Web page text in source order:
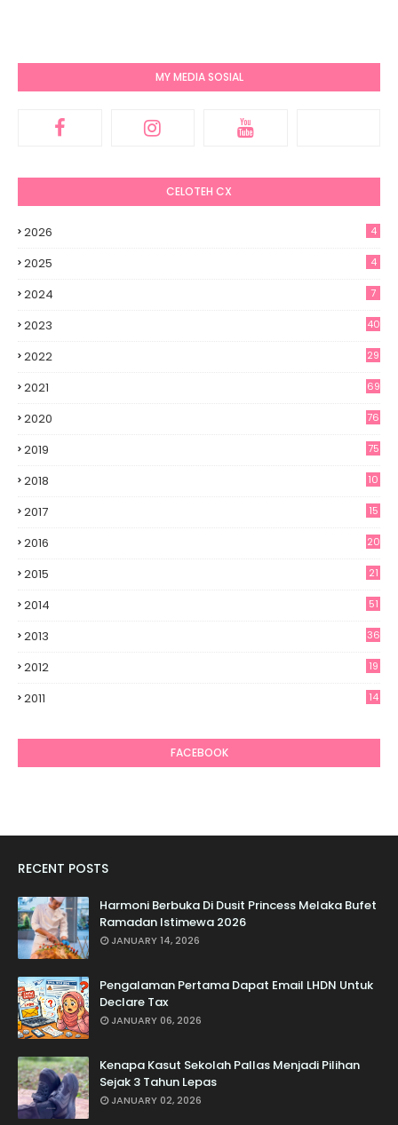
MY MEDIA SOSIAL
CELOTEH CX
2026 4
2025 4
2024 7
2023 40
2022 29
2021 69
2020 76
2019 75
2018 10
2017 15
2016 20
2015 21
2014 51
2013 36
2012
19
2011
14
FACEBOOK
RECENT POSTS
Harmoni Berbuka Di Dusit Princess Melaka Bufet
Ramadan Istimewa 2026
JANUARY 14, 2026
Pengalaman Pertama Dapat Email LHDN Untuk
Declare Tax
JANUARY 06, 2026
Kenapa Kasut Sekolah Pallas Menjadi Pilihan
Sejak 3 Tahun Lepas
JANUARY 02, 2026